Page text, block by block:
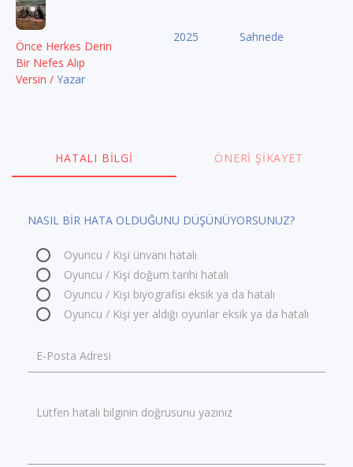
Önce Herkes Derin
Bir Nefes Alıp
Versin / Yazar
2025 Sahnede
HATALI BILGI ÖNERI ŞIKAYET
NASIL BİR HATA OLDUĞUNU DÜŞÜNÜYORSUNUZ?
Oyuncu / Kişi ünvanı hatalı
Oyuncu / Kişi doğum tarihi hatalı
Oyuncu / Kişi biyografisi eksik ya da hatalı
Oyuncu / Kişi yer aldığı oyunlar eksik ya da hatalı
E-Posta Adresi
Lütfen hatalı bilginin doğrusunu yazınız